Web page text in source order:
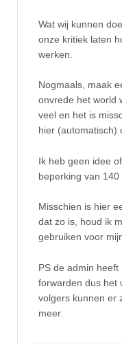
Wat wij kunnen
onze kritiek laten
werken.
Nogmaals, maak
onvrede het world
veel en het is
hier (automatisch)
Ik heb geen idee
beperking van 140
Misschien is hier
dat zo is, houd ik
gebruiken voor
PS de admin
forwarden dus het
volgers kunnen er
meer.